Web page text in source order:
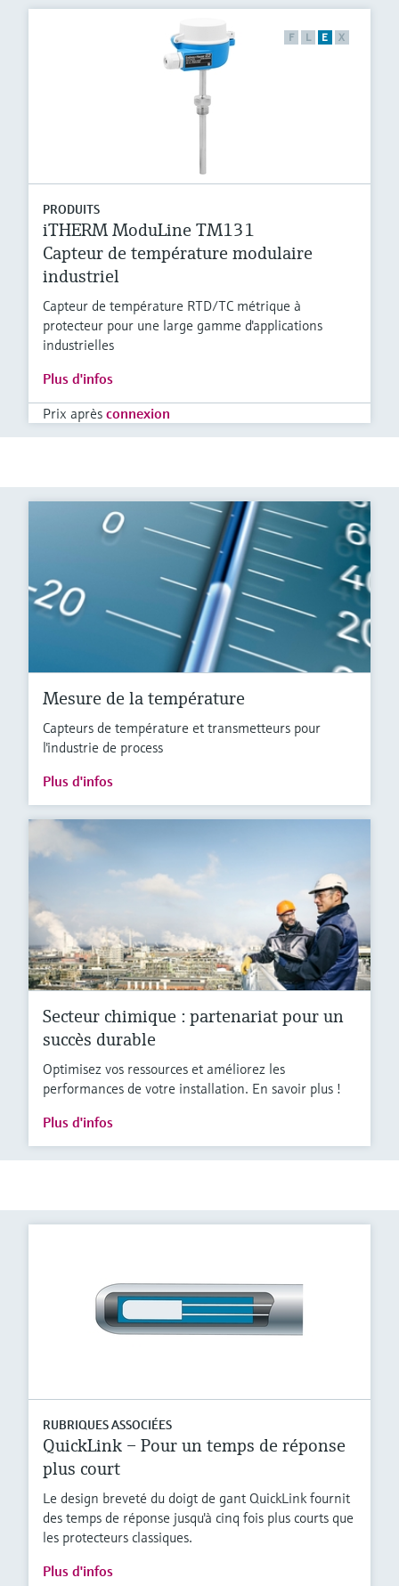
F L E X
PRODUITS
iTHERM ModuLine TM131
Capteur de température modulaire
industriel
Capteur de température RTD/TC métrique à
protecteur pour une large gamme d'applications
industrielles
Plus d'infos
Prix après connexion
Mesure de la température
Capteurs de température et transmetteurs pour
l'industrie de process
Plus d'infos
Secteur chimique : partenariat pour un
succès durable
Optimisez vos ressources et améliorez les
performances de votre installation. En savoir plus !
Plus d'infos
RUBRIQUES ASSOCIÉES
QuickLink – Pour un temps de réponse
plus court
Le design breveté du doigt de gant QuickLink fournit
des temps de réponse jusqu'à cinq fois plus courts que
les protecteurs classiques.
Plus d'infos